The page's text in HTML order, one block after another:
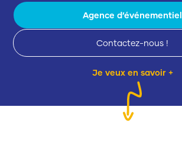
Agence d’événementiel
Contactez-nous !
Je veux en savoir +